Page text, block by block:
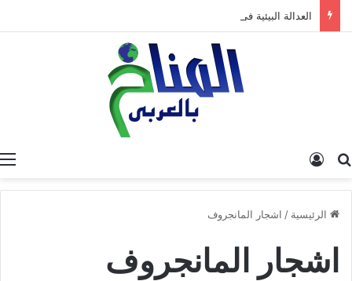
البحث عن
الرئيسية / اشجار المانجروف
اشجار المانجروف